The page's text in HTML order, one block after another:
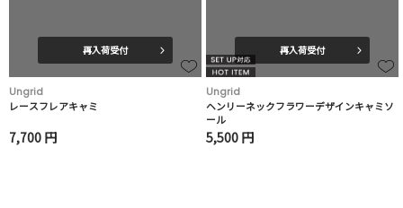
再入荷受付
Ungrid
レースフレアキャミ
7,700 円
再入荷受付
Ungrid
ヘンリーネックフラワーデザインキャミソ
ール
5,500 円